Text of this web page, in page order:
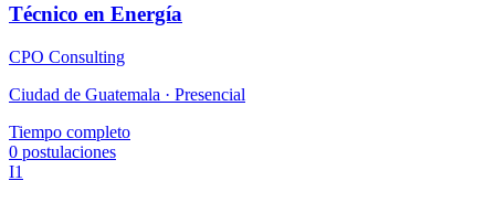
Técnico en Energía
CPO Consulting
Ciudad de Guatemala · Presencial
Tiempo completo
0 postulaciones
I1